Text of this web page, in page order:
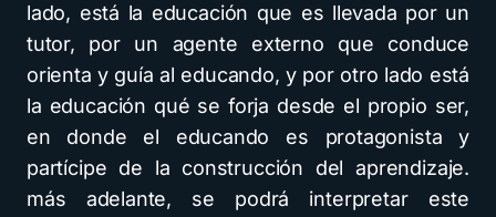
lado, está la educación que es llevada por un
tutor, por un agente externo que conduce
orienta y guía al educando, y por otro lado está
la educación qué se forja desde el propio ser,
en donde el educando es protagonista y
partícipe de la construcción del aprendizaje.
más adelante, se podrá interpretar este